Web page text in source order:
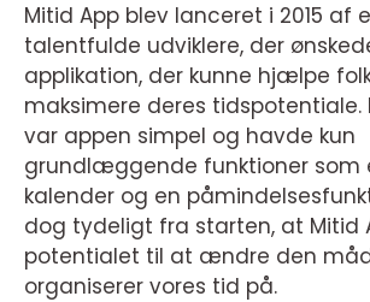
Mitid App blev lanceret i 2015 af
talentfulde udviklere, der
applikation, der kunne hjælpe
maksimere deres tidspotentiale.
var appen simpel og havde kun
grundlæggende funktioner som
kalender og en
dog tydeligt fra starten, at Mitid
potentialet til at ændre den
organiserer vores tid på.